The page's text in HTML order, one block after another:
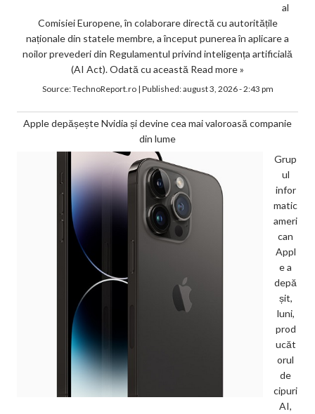
al
Comisiei Europene, în colaborare directă cu autoritățile
naționale din statele membre, a început punerea în aplicare a
noilor prevederi din Regulamentul privind inteligența artificială
(AI Act). Odată cu această Read more »
Source:TechnoReport.ro| Published:august 3, 2026 - 2:43 pm
Apple depășește Nvidia și devine cea mai valoroasă companie
din lume
Grup
ul
infor
matic
ameri
can
Appl
e a
depă
șit,
luni,
prod
ucăt
orul
de
cipuri
AI,